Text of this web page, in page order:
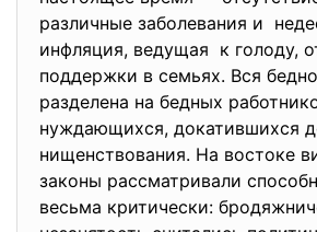
различные заболевания и
инфляция, ведущая к голоду,
поддержки в семьях. Вся
разделена на бедных
нуждающихся, докатившихся
нищенствования. На востоке
законы рассматривали
весьма критически: